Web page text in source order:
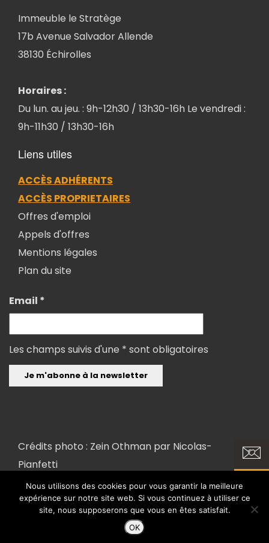
Immeuble le Stratège
17b Avenue Salvador Allende
38130 Échirolles
Horaires :
Du lun. au jeu. : 9h-12h30 / 13h30-16h Le vendredi :
9h-11h30 / 13h30-16h
Liens utiles
ACCÈS ADHÉRENTS
ACCÈS PROPRIETAIRES
Offres d'emploi
Appels d'offres
Mentions légales
Plan du site
Email *
Les champs suivis d'une * sont obligatoires
Crédits photo : Zein Othman par Nicolas-
Pianfetti
Copyright 2018 © Conception et réalisation : FX COM'UNIK et LK
Nous utilisons des cookies pour vous garantir la meilleure
expérience sur notre site web. Si vous continuez à utiliser ce
site, nous supposerons que vous en êtes satisfait.
OK